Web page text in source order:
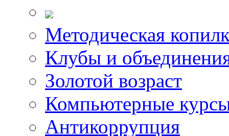
Методическая
Клубы и
Золотой возраст
Компьютерные
Антикоррупция